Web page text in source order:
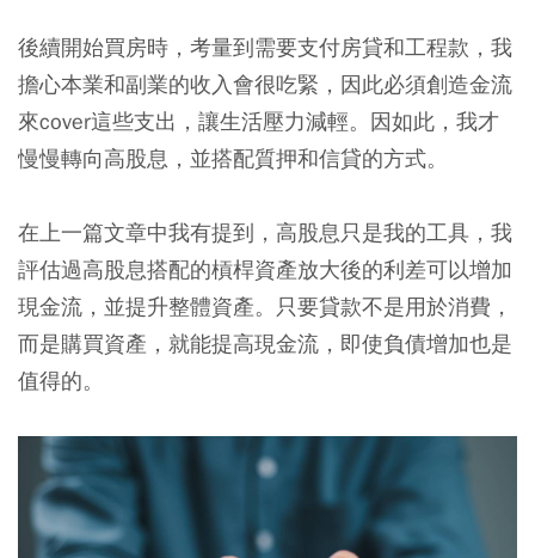
後續開始買房時，考量到需要支付房貸和工程款，我
擔心本業和副業的收入會很吃緊，因此必須創造金流
來cover這些支出，讓生活壓力減輕。因如此，我才
慢慢轉向高股息，並搭配質押和信貸的方式。
在上一篇文章中我有提到，高股息只是我的工具，我
評估過高股息搭配的槓桿資產放大後的利差可以增加
現金流，並提升整體資產。只要貸款不是用於消費，
而是購買資產，就能提高現金流，即使負債增加也是
值得的。